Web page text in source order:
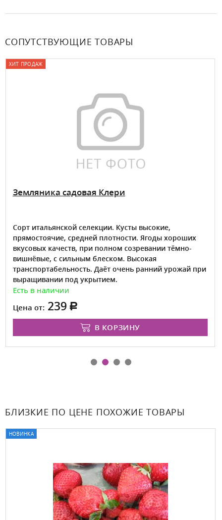
СОПУТСТВУЮЩИЕ ТОВАРЫ
ХИТ ПРОДАЖ
Земляника садовая Клери
Сорт итальянской селекции. Кусты высокие,
прямостоячие, средней плотности. Ягоды хороших
вкусовых качеств, при полном созревании тёмно-
вишнёвые, с сильным блеском. Высокая
транспортабельность. Даёт очень ранний урожай при
выращивании под укрытием.
Есть в наличии
Цена от: 239
В КОРЗИНУ
БЛИЗКИЕ ПО ЦЕНЕ ПОХОЖИЕ ТОВАРЫ
НОВИНКА